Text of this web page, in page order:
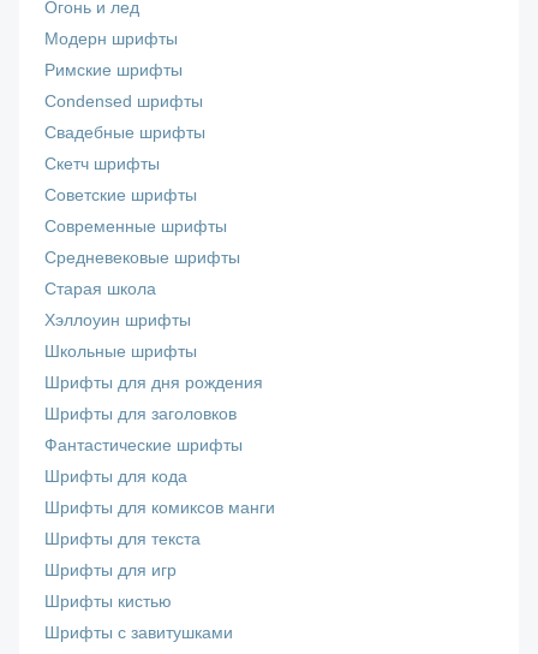
Огонь и лед
Модерн шрифты
Римские шрифты
Сondensed шрифты
Свадебные шрифты
Скетч шрифты
Советские шрифты
Современные шрифты
Средневековые шрифты
Старая школа
Хэллоуин шрифты
Школьные шрифты
Шрифты для дня рождения
Шрифты для заголовков
Фантастические шрифты
Шрифты для кода
Шрифты для комиксов манги
Шрифты для текста
Шрифты для игр
Шрифты кистью
Шрифты с завитушками